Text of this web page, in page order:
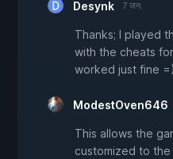
Desynk 7 जन.
Thanks; I played
with the cheats
worked just fine
ModestOven646
This allows the
customized to the